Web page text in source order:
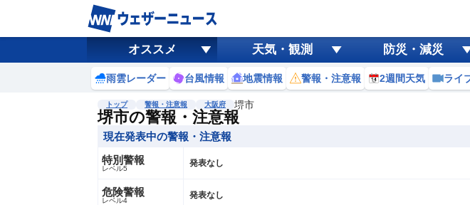
オススメ 天気・観測 防災・減災
雨雲レーダー 台風情報 地震情報 警報・注意報 2週間天気 ライ
トップ 警報・注意報 大阪府 堺市
堺市の警報・注意報
現在発表中の警報・注意報
特別警報
レベル5 発表なし
危険警報
レベル4 発表なし